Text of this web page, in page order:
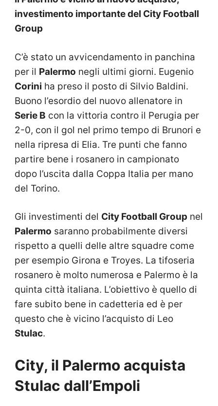
investimento importante del City Football
Group
C’è stato un avvicendamento in panchina
per il Palermo negli ultimi giorni. Eugenio
Corini ha preso il posto di Silvio Baldini.
Buono l’esordio del nuovo allenatore in
Serie B con la vittoria contro il Perugia per
2-0, con il gol nel primo tempo di Brunori e
nella ripresa di Elia. Tre punti che fanno
partire bene i rosanero in campionato
dopo l’uscita dalla Coppa Italia per mano
del Torino.
Gli investimenti del City Football Group nel
Palermo saranno probabilmente diversi
rispetto a quelli delle altre squadre come
per esempio Girona e Troyes. La tifoseria
rosanero è molto numerosa e Palermo è la
quinta città italiana. L’obiettivo è quello di
fare subito bene in cadetteria ed è per
questo che è vicino l’acquisto di Leo
Stulac.
City, il Palermo acquista
Stulac dall’Empoli